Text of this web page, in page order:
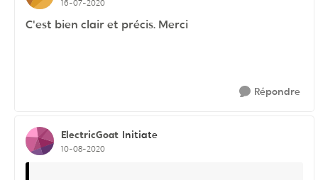
16-07-2020
C'est bien clair et précis. Merci
Répondre
ElectricGoat Initiate
10-08-2020